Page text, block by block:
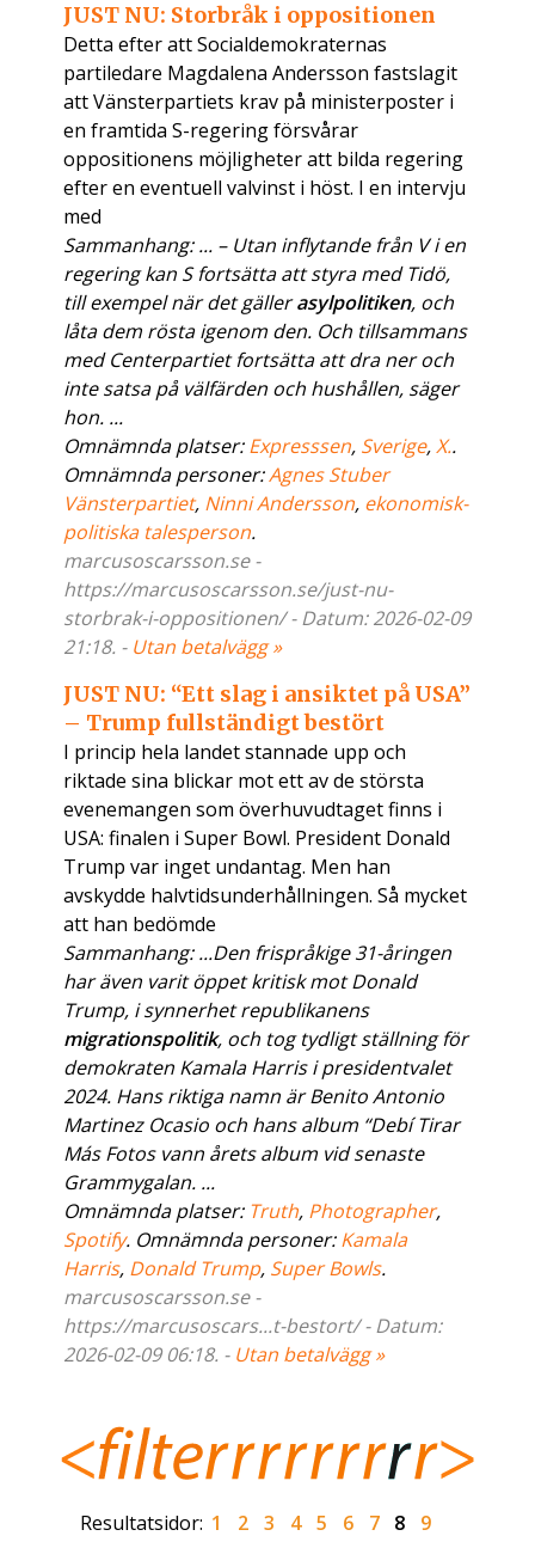
JUST NU: Storbråk i oppositionen
Detta efter att Socialdemokraternas
partiledare Magdalena Andersson fastslagit
att Vänsterpartiets krav på ministerposter i
en framtida S-regering försvårar
oppositionens möjligheter att bilda regering
efter en eventuell valvinst i höst. I en intervju
med
Sammanhang: ... – Utan inflytande från V i en
regering kan S fortsätta att styra med Tidö,
till exempel när det gällerasylpolitiken, och
låta dem rösta igenom den. Och tillsammans
med Centerpartiet fortsätta att dra ner och
inte satsa på välfärden och hushållen, säger
hon. ...
Omnämnda platser:Expresssen, Sverige,X..
Omnämnda personer:Agnes Stuber
Vänsterpartiet, Ninni Andersson, ekonomisk-
politiska talesperson.
marcusoscarsson.se -
https://marcusoscarsson.se/just-nu-
storbrak-i-oppositionen/ - Datum: 2026-02-09
21:18. - Utan betalvägg »
JUST NU: “Ett slag i ansiktet på USA”
– Trump fullständigt bestört
I princip hela landet stannade upp och
riktade sina blickar mot ett av de största
evenemangen som överhuvudtaget finns i
USA: finalen i Super Bowl. President Donald
Trump var inget undantag. Men han
avskydde halvtidsunderhållningen. Så mycket
att han bedömde
Sammanhang: ...Den frispråkige 31-åringen
har även varit öppet kritisk mot Donald
Trump, i synnerhet republikanens
migrationspolitik, och tog tydligt ställning för
demokraten Kamala Harris i presidentvalet
2024. Hans riktiga namn är Benito Antonio
Martinez Ocasio och hans album “Debí Tirar
Más Fotos vann årets album vid senaste
Grammygalan. ...
Omnämnda platser: Truth, Photographer,
Spotify. Omnämnda personer:Kamala
Harris, Donald Trump, Super Bowls.
marcusoscarsson.se -
https://marcusoscars...t-bestort/ - Datum:
2026-02-09 06:18. - Utan betalvägg »
Resultatsidor: 1 2 3 4 5 6 7 8 9